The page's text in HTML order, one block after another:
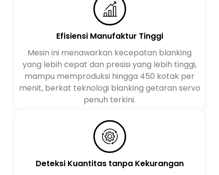
Efisiensi Manufaktur Tinggi
Mesin ini menawarkan kecepatan blanking
yang lebih cepat dan presisi yang lebih tinggi,
mampu memproduksi hingga 450 kotak per
menit, berkat teknologi blanking getaran servo